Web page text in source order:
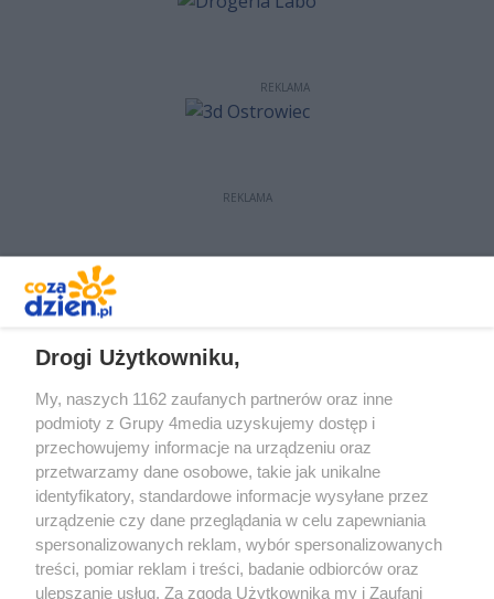
REKLAMA
REKLAMA
Prywatność Reklama Redakcja Praca Kielce
Drogi Użytkowniku,
My, naszych 1162 zaufanych partnerów oraz inne
podmioty z Grupy 4media uzyskujemy dostęp i
przechowujemy informacje na urządzeniu oraz
przetwarzamy dane osobowe, takie jak unikalne
identyfikatory, standardowe informacje wysyłane przez
urządzenie czy dane przeglądania w celu zapewniania
spersonalizowanych reklam, wybór spersonalizowanych
treści, pomiar reklam i treści, badanie odbiorców oraz
ulepszanie usług. Za zgodą Użytkownika my i Zaufani